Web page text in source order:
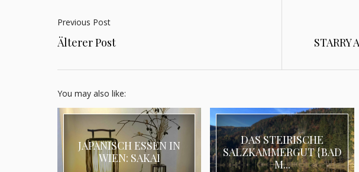
Previous Post
Älterer Post STARRY
You may also like:
JAPANISCH ESSEN IN
WIEN: SAKAI
DAS STEIRISCHE
SALZKAMMERGUT {BAD
M...